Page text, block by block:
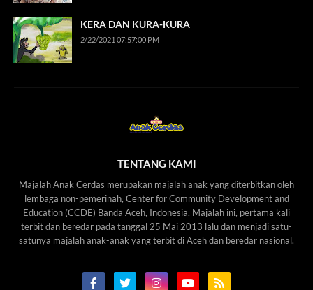
KERA DAN KURA-KURA
2/22/2021 07:57:00 PM
TENTANG KAMI
Majalah Anak Cerdas merupakan majalah anak yang diterbitkan oleh
lembaga non-pemerinah, Center for Community Development and
Education (CCDE) Banda Aceh, Indonesia. Majalah ini, pertama kali
terbit dan beredar pada tanggal 25 Mai 2013 lalu dan menjadi satu-
satunya majalah anak-anak yang terbit di Aceh dan beredar nasional.